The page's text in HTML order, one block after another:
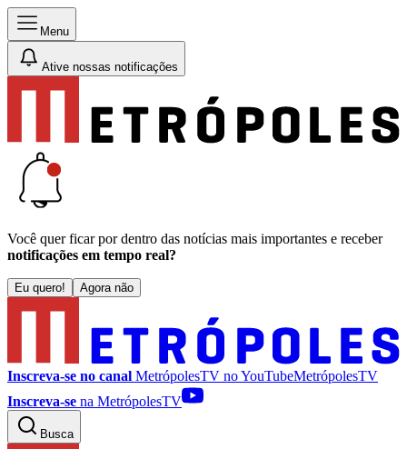
Menu
Ative nossas notificações
Você quer ficar por dentro das notícias mais importantes e receber
notificações em tempo real?
Eu quero! Agora não
Inscreva-se no canal MetrópolesTV noYouTubeMetrópolesTV
Inscreva-se na MetrópolesTV
Busca